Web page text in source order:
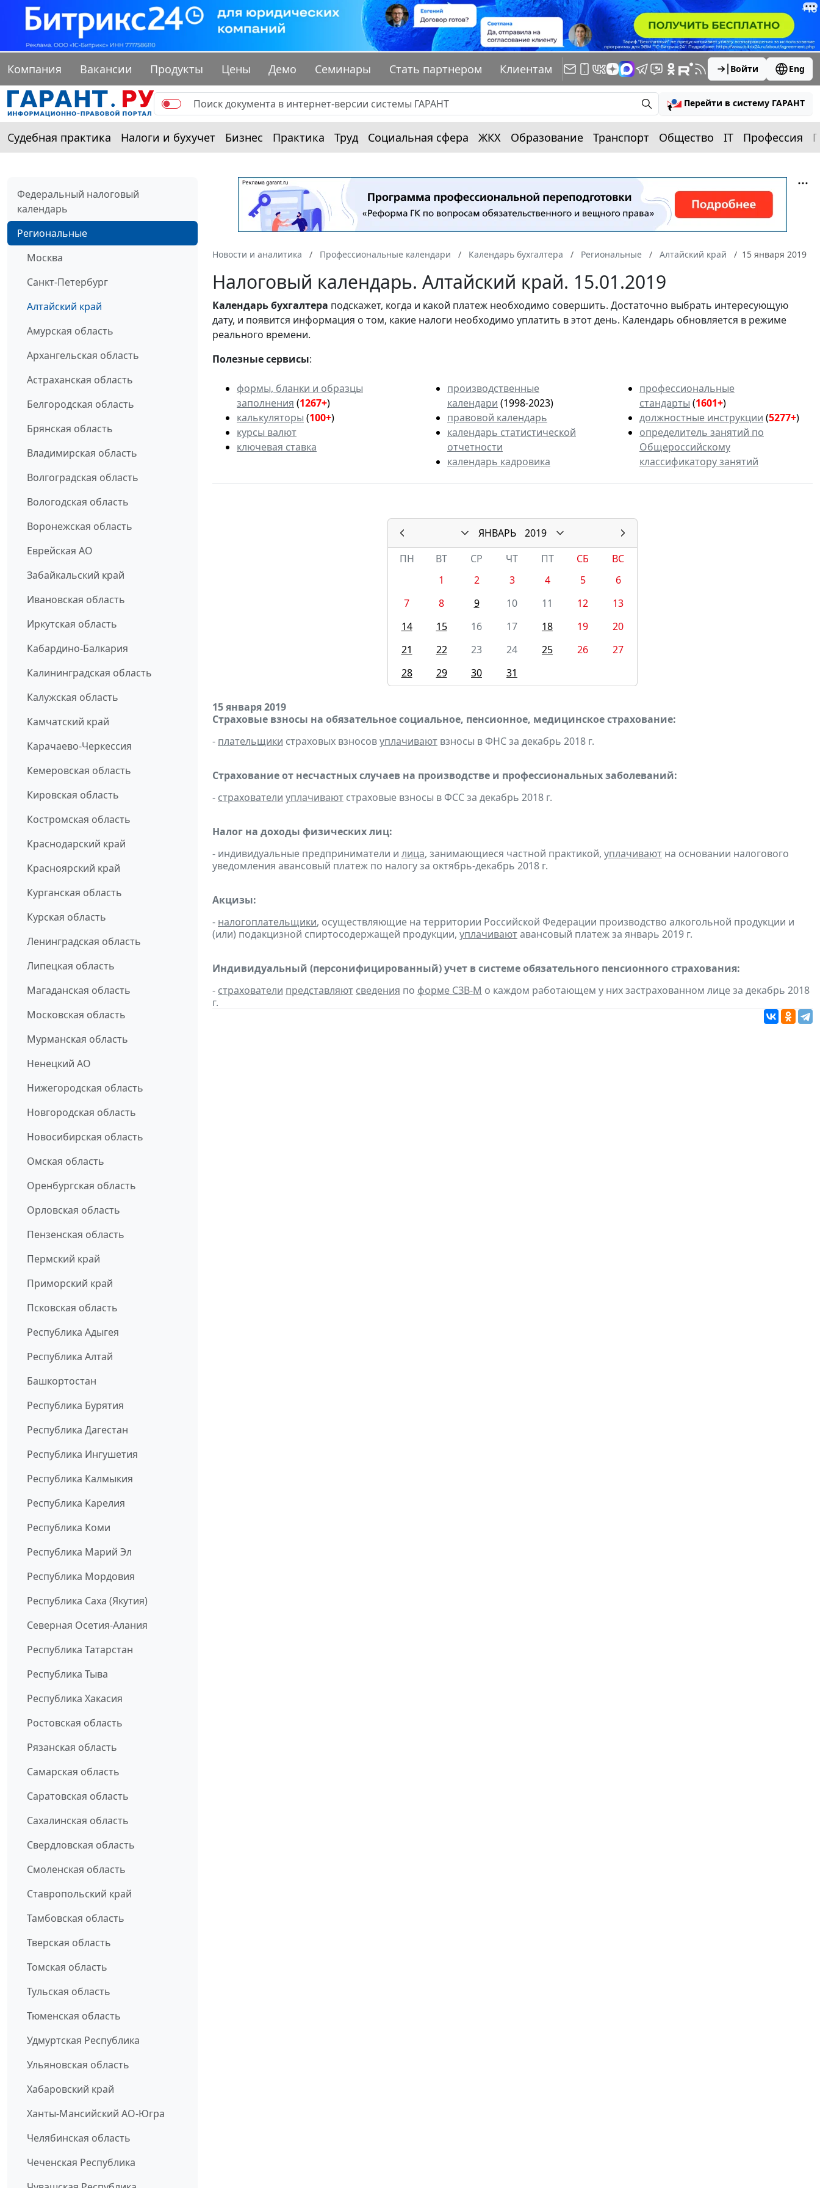
Компания Вакансии Продукты Цены Демо Семинары Стать партнером Клиентам Войти Eng
Перейти в систему ГАРАНТ
Судебная практика Налоги и бухучет Бизнес Практика Труд Социальная сфера ЖКХ Образование Транспорт Общество IT Профессия
Федеральный налоговый
календарь
Региональные
Москва
Санкт-Петербург
Алтайский край
Амурская область
Архангельская область
Астраханская область
Белгородская область
Брянская область
Владимирская область
Волгоградская область
Вологодская область
Воронежская область
Еврейская АО
Забайкальский край
Ивановская область
Иркутская область
Кабардино-Балкария
Калининградская область
Калужская область
Камчатский край
Карачаево-Черкессия
Кемеровская область
Кировская область
Костромская область
Краснодарский край
Красноярский край
Курганская область
Курская область
Ленинградская область
Липецкая область
Магаданская область
Московская область
Мурманская область
Ненецкий АО
Нижегородская область
Новгородская область
Новосибирская область
Омская область
Оренбургская область
Орловская область
Пензенская область
Пермский край
Приморский край
Псковская область
Республика Адыгея
Республика Алтай
Башкортостан
Республика Бурятия
Республика Дагестан
Республика Ингушетия
Республика Калмыкия
Республика Карелия
Республика Коми
Республика Марий Эл
Республика Мордовия
Республика Саха (Якутия)
Северная Осетия-Алания
Республика Татарстан
Республика Тыва
Республика Хакасия
Ростовская область
Рязанская область
Самарская область
Саратовская область
Сахалинская область
Свердловская область
Смоленская область
Ставропольский край
Тамбовская область
Тверская область
Томская область
Тульская область
Тюменская область
Удмуртская Республика
Ульяновская область
Хабаровский край
Ханты-Мансийский АО-Югра
Челябинская область
Чеченская Республика
Новости и аналитика Профессиональные календари Календарь бухгалтера Региональные Алтайский край 15 января 2019
Налоговый календарь. Алтайский край. 15.01.2019
Календарьбухгалтера подскажет, когда и какой платеж необходимо совершить. Достаточно выбрать интересующую
дату, и появится информация о том, какие налоги необходимо уплатить в этот день. Календарь обновляется в режиме
реального времени.
Полезные сервисы:
формы, бланки и образцы
заполнения (1267+)
калькуляторы (100+)
курсы валют
ключевая ставка
производственные
календари (1998-2023)
правовой календарь
календарь статистической
отчетности
календарь кадровика
профессиональные
стандарты (1601+)
должностные инструкции (5277+)
определитель занятий по
Общероссийскому
классификатору занятий
ЯНВАРЬ
2019
ПН
ВТ СР ЧТ ПТ СБ
ВС
1
2 3 4 5
6
7
8 9 10 11 12
13
14
15 16 17 18 19
20
21
22 23 24 25 26
27
28
29 30 31
15 января 2019
Страховые взносы на обязательное социальное, пенсионное, медицинское страхование:
- плательщики страховых взносовуплачивают взносы в ФНС за декабрь 2018 г.
Страхование от несчастных случаев на производстве и профессиональных заболеваний:
- страхователи уплачивают страховые взносы в ФСС за декабрь 2018 г.
Налог на доходы физических лиц:
- индивидуальные предприниматели и лица, занимающиеся частной практикой, уплачивают на основании налогового
уведомления авансовый платеж по налогу за октябрь-декабрь 2018 г.
Акцизы:
- налогоплательщики, осуществляющие на территории Российской Федерации производство алкогольной продукции и
(или) подакцизной спиртосодержащей продукции, уплачиваютавансовый платеж за январь 2019 г.
Индивидуальный (персонифицированный) учет в системе обязательного пенсионного страхования:
- страхователи представляют сведения по форме СЗВ-М о каждом работающем у них застрахованном лице за декабрь 2018
г.